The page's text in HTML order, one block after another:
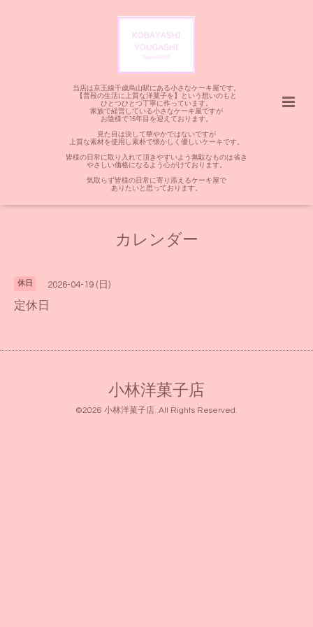
当店は京王線千歳烏山駅にある小さなケーキ屋です。
【普段の生活に上質な洋菓子を】という想いのもと
ひとつひとつ丁寧に作っています。
家族で経営している小さなケーキ屋ですが
お陰様で15年目を迎えております。
見た目は決して華やかではないですが
上質な素材を使用し素朴で懐かしく優しいケーキです。
皆様の日常に取り入れて頂きやすいよう無駄なものは省き
やさしい価格になるよう心がけております。
気取らず皆様の日常に寄り添えるケーキ屋で
ありたいと思っております。
カレンダー
休日 2026-04-19 (日)
定休日
小林洋菓子店
©2026 小林洋菓子店. All Rights Reserved.